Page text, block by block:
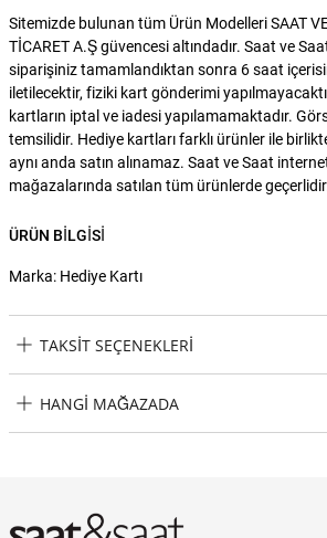
Sitemizde bulunan tüm Ürün Modelleri SAAT VE
TİCARET A.Ş güvencesi altındadır. Saat ve
siparişiniz tamamlandıktan sonra 6 saat
iletilecektir, fiziki kart gönderimi
kartların iptal ve iadesi yapılamamaktadır.
temsilidir. Hediye kartları farklı ürünler ile
aynı anda satın alınamaz. Saat ve Saat
mağazalarında satılan tüm ürünlerde
ÜRÜN BILGISI
Marka: Hediye Kartı
TAKSIT SEÇENEKLERI
HANGI MAĞAZADA